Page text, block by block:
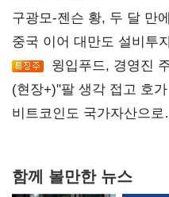
구광모-젠슨 황, 두 달 만
중국 이어 대만도 설비투
윙입푸드, 경영진
(현장+)"팔 생각 접고 호
20억 키맞추기
비트코인도 국가자산으
함께 볼만한 뉴스